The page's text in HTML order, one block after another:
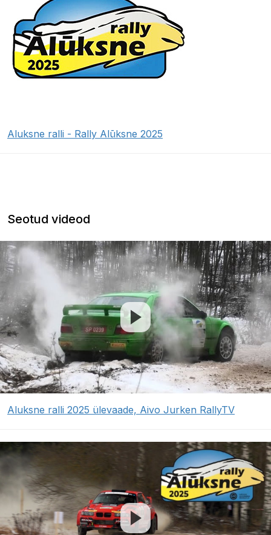
Aluksne ralli - Rally Alūksne 2025
Seotud videod
Aluksne ralli 2025 ülevaade, Aivo Jurken RallyTV